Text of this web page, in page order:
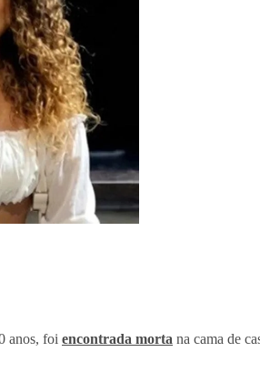
anos, foi encontrada morta na cama de